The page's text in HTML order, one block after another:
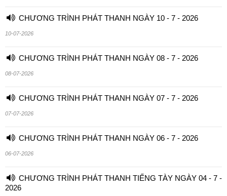
CHƯƠNG TRÌNH PHÁT THANH NGÀY 10 - 7 - 2026
10-07-2026
CHƯƠNG TRÌNH PHÁT THANH NGÀY 08 - 7 - 2026
08-07-2026
CHƯƠNG TRÌNH PHÁT THANH NGÀY 07 - 7 - 2026
07-07-2026
CHƯƠNG TRÌNH PHÁT THANH NGÀY 06 - 7 - 2026
06-07-2026
CHƯƠNG TRÌNH PHÁT THANH TIẾNG TÀY NGÀY 04 - 7 -
2026